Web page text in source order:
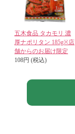
五木食品 タカモリ 濃
厚ナポリタン 185g※店
舗からのお届け限定
108円 (税込)